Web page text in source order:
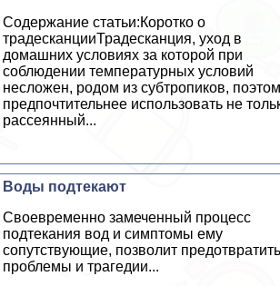
Содержание статьи:Коротко о
традесканцииТрадесканция, уход в
домашних условиях за которой при
соблюдении температурных условий
несложен, родом из субтропиков,
предпочтительнее использовать не
рассеянный...
Воды подтекают
Своевременно замеченный процесс
подтекания вод и симптомы ему
сопутствующие, позволит предотвратить
проблемы и трагедии...